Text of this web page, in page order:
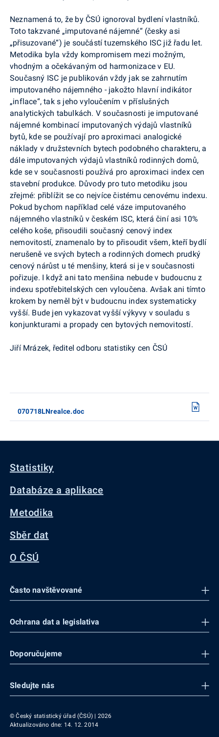
Neznamená to, že by ČSÚ ignoroval bydlení vlastníků.
Toto takzvané „imputované nájemné“ (česky asi
„přisuzované“) je součástí tuzemského ISC již řadu let.
Metodika byla vždy kompromisem mezi možným,
vhodným a očekávaným od harmonizace v EU.
Současný ISC je publikován vždy jak se zahrnutím
imputovaného nájemného - jakožto hlavní indikátor
„inflace“, tak s jeho vyloučením v příslušných
analytických tabulkách. V současnosti je imputované
nájemné kombinací imputovaných výdajů vlastníků
bytů, kde se používají pro aproximaci analogické
náklady v družstevních bytech podobného charakteru, a
dále imputovaných výdajů vlastníků rodinných domů,
kde se v současnosti používá pro aproximaci index cen
stavební produkce. Důvody pro tuto metodiku jsou
zřejmé: přiblížit se co nejvíce čistému cenovému indexu.
Pokud bychom například celé váze imputovaného
nájemného vlastníků v českém ISC, která činí asi 10%
celého koše, přisoudili současný cenový index
nemovitostí, znamenalo by to přisoudit všem, kteří bydlí
nerušeně ve svých bytech a rodinných domech prudký
cenový nárůst u té menšiny, která si je v současnosti
pořizuje. I když ani tato menšina nebude v budoucnu z
indexu spotřebitelských cen vyloučena. Avšak ani tímto
krokem by neměl být v budoucnu index systematicky
vyšší. Bude jen vykazovat vyšší výkyvy v souladu s
konjunkturami a propady cen bytových nemovitostí.
Jiří Mrázek, ředitel odboru statistiky cen ČSÚ
070718LNrealce.doc
Statistiky
Databáze a aplikace
Metodika
Sběr dat
O ČSÚ
Často navštěvované
Ochrana dat a legislativa
Doporučujeme
Sledujte nás
© Český statistický úřad (ČSÚ) | 2026
Aktualizováno dne: 14. 12. 2014